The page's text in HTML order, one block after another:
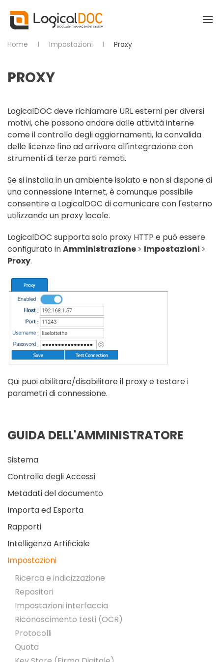
Skip to main content
Home Impostazioni Proxy
PROXY
LogicalDOC deve richiamare URL esterni per diversi
motivi, che possono andare dalle attività interne
come il controllo degli aggiornamenti, la convalida
delle licenze fino ad arrivare all'integrazione con
strumenti di terze parti remoti.
Se si installa in un ambiente isolato e non si dispone di
una connessione Internet, è comunque possibile
consentire a LogicalDOC di comunicare con l'esterno
utilizzando un proxy locale.
LogicalDOC supporta solo proxy HTTP e può essere
configurato inAmministrazione > Impostazioni >
Proxy.
Qui puoi abilitare/disabilitare il proxy e testare i
parametri di connessione.
GUIDA DELL'AMMINISTRATORE
Sistema
Controllo degli Accessi
Metadati del documento
Importa ed Esporta
Rapporti
Intelligenza Artificiale
Impostazioni
Ricerca e indicizzazione
Repositori
Impostazioni interfaccia
Riconoscimento testi (OCR)
Protocolli
Quota